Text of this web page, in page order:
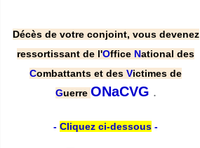
Décès de votre conjoint, vous devenez
ressortissant de l'Office National des
Combattants et des Victimes de
Guerre ONaCVG .
- Cliquez ci-dessous -